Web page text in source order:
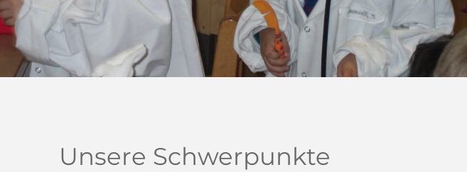
Unsere Schwerpunkte